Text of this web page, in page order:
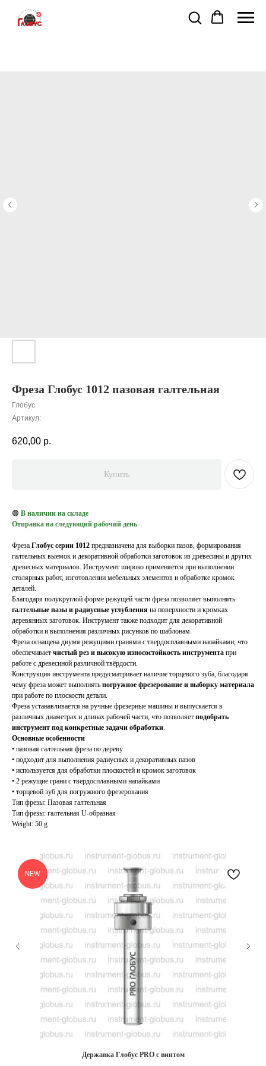
Фреза Глобус 1012 пазовая галтельная
Глобус
Артикул:
620,00 р.
Купить
🟢 В наличии на складе
Отправка на следующий рабочий день
Фреза Глобус серии 1012 предназначена для выборки пазов, формирования
галтельных выемок и декоративной обработки заготовок из древесины и других
древесных материалов. Инструмент широко применяется при выполнении
столярных работ, изготовлении мебельных элементов и обработке кромок
деталей.
Благодаря полукруглой форме режущей части фреза позволяет выполнять
галтельные пазы и радиусные углубления на поверхности и кромках
деревянных заготовок. Инструмент также подходит для декоративной
обработки и выполнения различных рисунков по шаблонам.
Фреза оснащена двумя режущими гранями с твердосплавными напайками, что
обеспечивает чистый рез и высокую износостойкость инструмента при
работе с древесиной различной твёрдости.
Конструкция инструмента предусматривает наличие торцевого зуба, благодаря
чему фреза может выполнять погружное фрезерование и выборку материала
при работе по плоскости детали.
Фреза устанавливается на ручные фрезерные машины и выпускается в
различных диаметрах и длинах рабочей части, что позволяет подобрать
инструмент под конкретные задачи обработки
Основные особенности
• пазовая галтельная фреза по дереву
• подходит для выполнения радиусных и декоративных пазов
• используется для обработки плоскостей и кромок заготовок
• 2 режущие грани с твердосплавными напайками
• торцевой зуб для погружного фрезерования
Тип фрезы: Пазовая галтельная
Тип фрезы: галтельная U-образная
Weight: 50 g
NEW
Державка Глобус PRO с винтом